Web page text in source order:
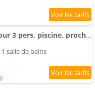
Appartement cosy pour 3 pers, piscine, proche commerces, à Arêches-Beaufort - FR-1-342-131
salle de bains